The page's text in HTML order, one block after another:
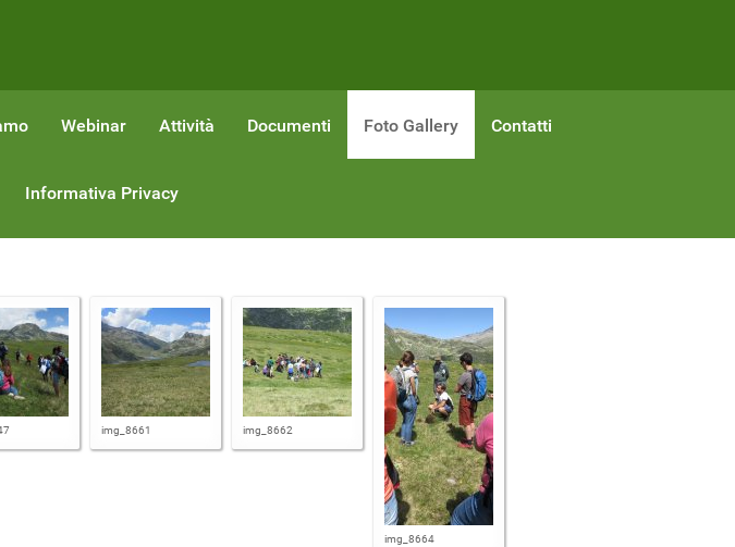
Webinar Attività Documenti Foto Gallery Contatti
Informativa Privacy
img_8661 img_8662
img_8664